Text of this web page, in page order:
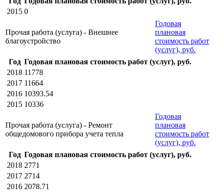
2015 0
Прочая работа (услуга) - Внешнее
благоустройство
Годовая
плановая
стоимость работ
(услуг), руб.
Год Годовая плановая стоимость работ (услуг), руб.
2018 11778
2017 11664
2016 10393.54
2015 10336
Прочая работа (услуга) - Ремонт
общедомового прибора учета тепла
Годовая
плановая
стоимость работ
(услуг), руб.
Год Годовая плановая стоимость работ (услуг), руб.
2018 2771
2017 2714
2016 2078.71